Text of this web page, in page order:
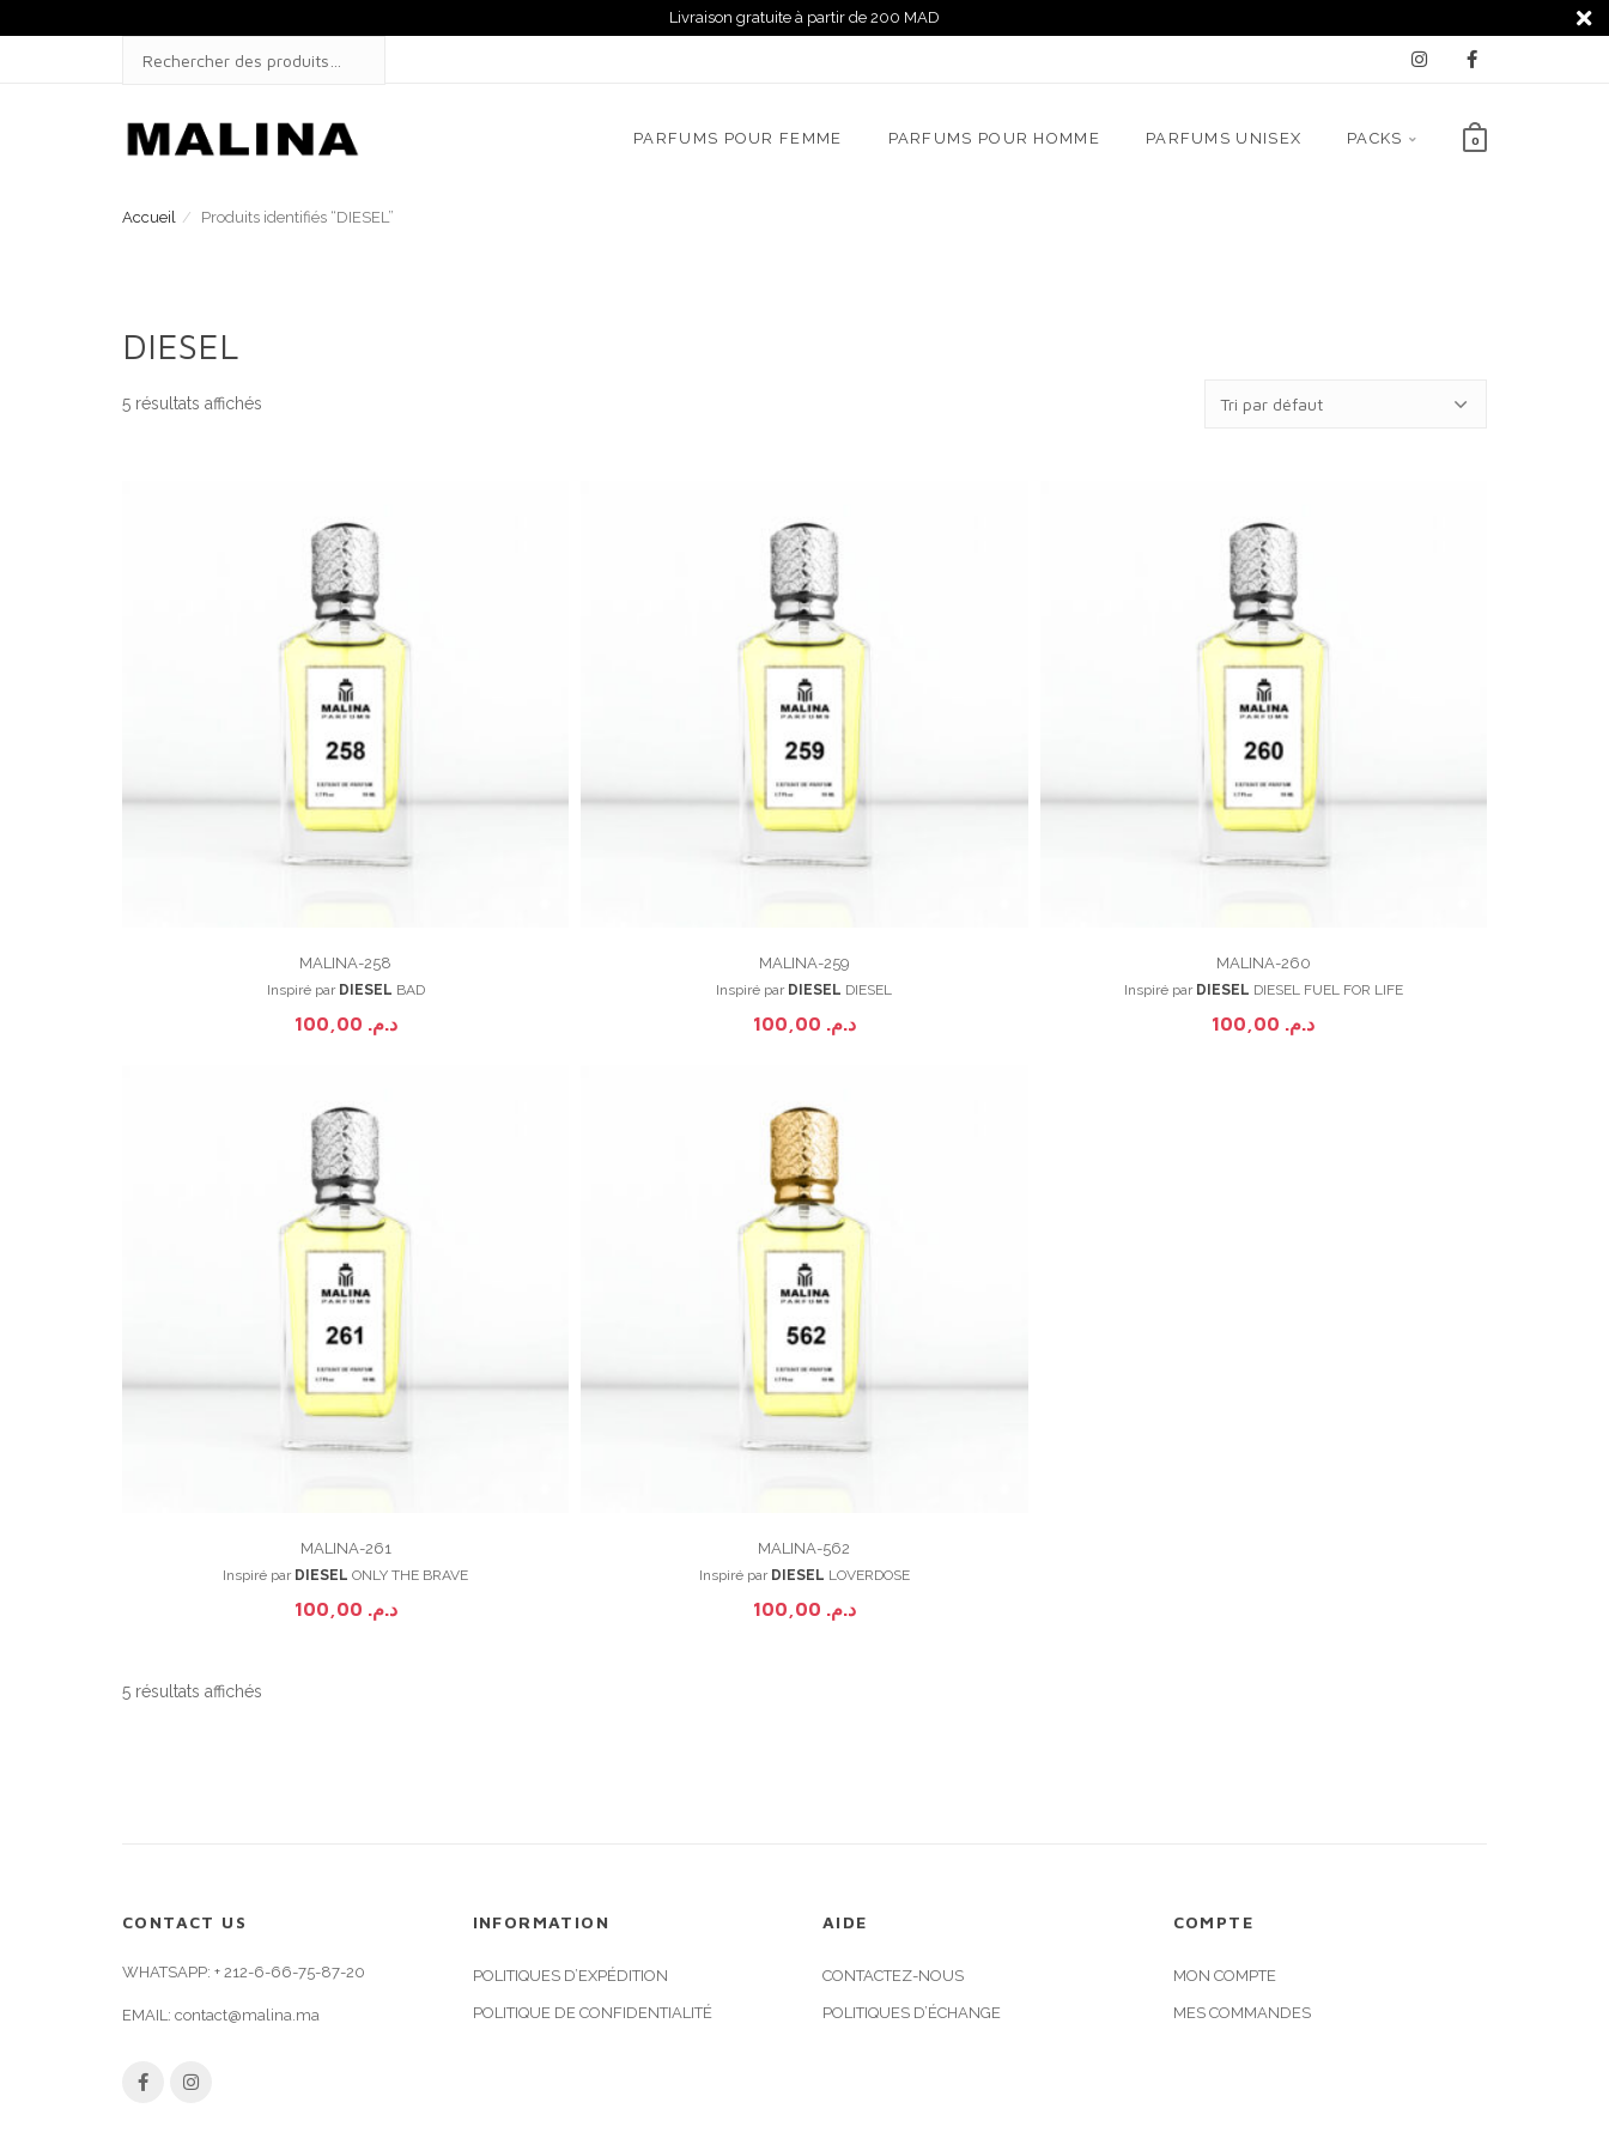
to
Livraison gratuite à partir de 200 MAD
SEARCH
PARFUMS POUR FEMME
PARFUMS POUR HOMME PARFUMS UNISEX PACKS 0
Accueil Produits identifiés “DIESEL”
DIESEL
5 résultats affichés
MALINA-258
Inspiré par DIESEL BAD
د.م.
MALINA-259
Inspiré par DIESEL DIESEL
د.م.
MALINA-260
Inspiré par DIESEL DIESEL FUEL FOR LIFE
د.م.
MALINA-261
Inspiré par DIESEL ONLY THE BRAVE
د.م.
MALINA-562
Inspiré par DIESEL LOVERDOSE
د.م.
5 résultats affichés
CONTACT US
WHATSAPP: + 212-6-66-75-87-20
EMAIL: contact@malina.ma
INFORMATION
POLITIQUES D’EXPÉDITION
POLITIQUE DE CONFIDENTIALITÉ
AIDE
CONTACTEZ-NOUS
POLITIQUES D’ÉCHANGE
COMPTE
MON COMPTE
MES COMMANDES